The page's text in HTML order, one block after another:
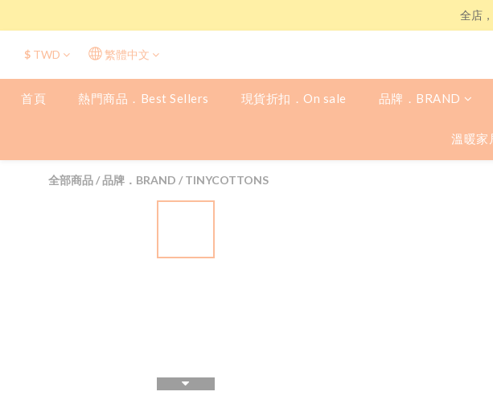
全店
$ TWD 繁體中文
首頁 熱門商品．Best Sellers 現貨折扣．On sale 品牌．BRAND
溫暖家
全部商品/品牌．BRAND /TINYCOTTONS